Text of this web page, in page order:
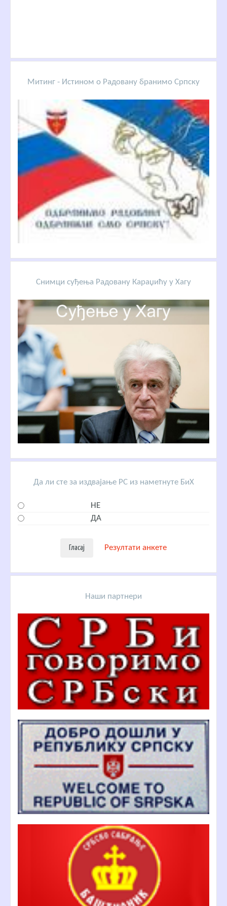
Митинг - Истином о Радовану бранимо Српску
Снимци суђења Радовану Караџићу у Хагу
Да ли сте за издвајање РС из наметнуте БиХ
НЕ
ДА
Резултати анкете
Наши партнери